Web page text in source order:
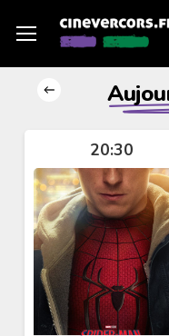
content
Menu
Recevez
20:30